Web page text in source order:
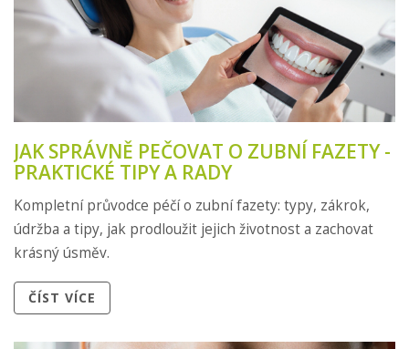
JAK SPRÁVNĚ PEČOVAT O ZUBNÍ FAZETY -
PRAKTICKÉ TIPY A RADY
Kompletní průvodce péčí o zubní fazety: typy, zákrok,
údržba a tipy, jak prodloužit jejich životnost a zachovat
krásný úsměv.
ČÍST VÍCE